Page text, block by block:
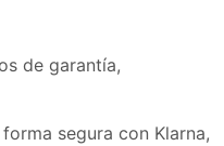
de garantía,
segura con Klarna,